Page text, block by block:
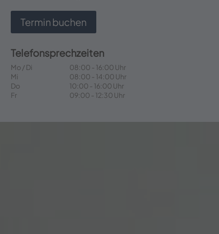
Termin buchen
Telefonsprechzeiten
Mo / Di
08:00 - 16:00 Uhr
Mi
08:00 - 14:00 Uhr
Do
10:00 - 16:00 Uhr
Fr
09:00 - 12:30 Uhr